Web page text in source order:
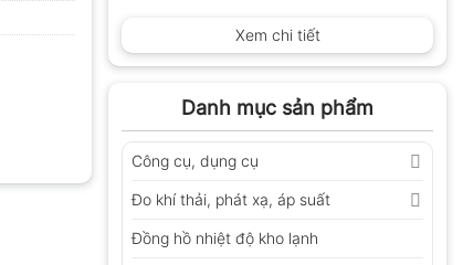
Xem chi tiết
Danh mục sản phẩm
Công cụ, dụng cụ
Đo khí thải, phát xạ, áp suất
Đồng hồ nhiệt độ kho lạnh